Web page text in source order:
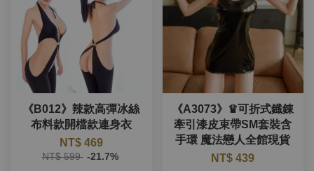
《B012》辣款高彈冰絲
布料款開檔款連身衣
NT$ 469
NT$ 599 -21.7%
《A3073》♛可折式鐡錬
牽引漆皮束帶SM套裝含
手環 魔法戀人全館現貨
NT$ 439